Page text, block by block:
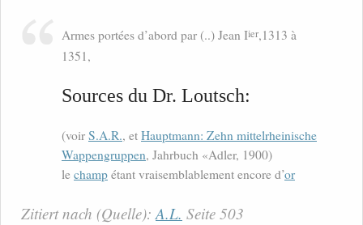
Armes portées d’abord par (..) Jean Iier,1313 à
1351,
Sources du Dr. Loutsch:
(voir S.A.R., et Hauptmann: Zehn mittelrheinische
Wappengruppen, Jahrbuch «Adler, 1900)
le champ étant vraisemblablement encore d’or
Zitiert nach (Quelle):A.L. Seite 503